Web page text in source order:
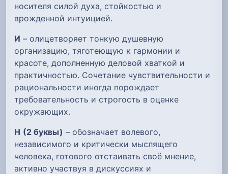
носителя силой духа, стойкостью и
врожденной интуицией.
И – олицетворяет тонкую душевную
организацию, тяготеющую к гармонии и
красоте, дополненную деловой хваткой и
практичностью. Сочетание чувствительности и
рациональности иногда порождает
требовательность и строгость в оценке
окружающих.
Н (2 буквы) – обозначает волевого,
независимого и критически мыслящего
человека, готового отстаивать своё мнение,
активно участвуя в дискуссиях и